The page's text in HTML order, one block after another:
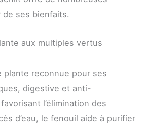
ses bienfaits.
aux multiples vertus
plante reconnue pour ses
digestive et anti-
l’élimination des
d’eau, le fenouil aide à purifier